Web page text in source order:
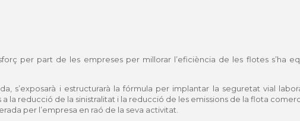
per part de les empreses per millorar l’eficiència de les flotes s’ha
s’exposarà i estructurarà la fórmula per implantar la seguretat vial
la reducció de la sinistralitat i la reducció de les emissions de la flota
per l’empresa en raó de la seva activitat.